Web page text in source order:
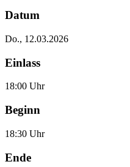
Datum
Do., 12.03.2026
Einlass
18:00 Uhr
Beginn
18:30 Uhr
Ende